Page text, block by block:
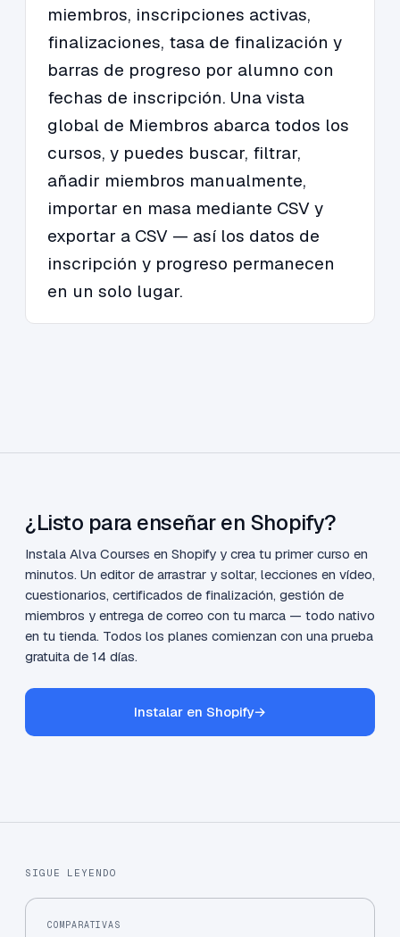
miembros, inscripciones activas,
finalizaciones, tasa de finalización y
barras de progreso por alumno con
fechas de inscripción. Una vista
global de Miembros abarca todos los
cursos, y puedes buscar, filtrar,
añadir miembros manualmente,
importar en masa mediante CSV y
exportar a CSV — así los datos de
inscripción y progreso permanecen
en un solo lugar.
¿Listo para enseñar en Shopify?
Instala Alva Courses en Shopify y crea tu primer curso en
minutos. Un editor de arrastrar y soltar, lecciones en vídeo,
cuestionarios, certificados de finalización, gestión de
miembros y entrega de correo con tu marca — todo nativo
en tu tienda. Todos los planes comienzan con una prueba
gratuita de 14 días.
Instalar en Shopify→
SIGUE LEYENDO
COMPARATIVAS